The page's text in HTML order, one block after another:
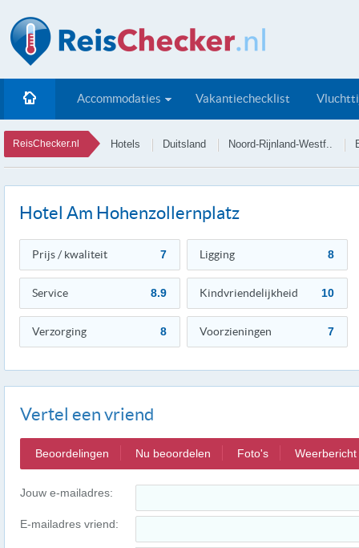
Accommodaties Vakantiechecklist
ReisChecker.nl Hotels Duitsland Noord-Rijnland-Westf..
Hotel Am Hohenzollernplatz
Prijs / kwaliteit 7 Ligging 8
Service 8.9 Kindvriendelijkheid 10
Verzorging 8 Voorzieningen 7
Vertel een vriend
Beoordelingen Nu beoordelen Foto's Weerbericht
Jouw e-mailadres:
E-mailadres vriend: